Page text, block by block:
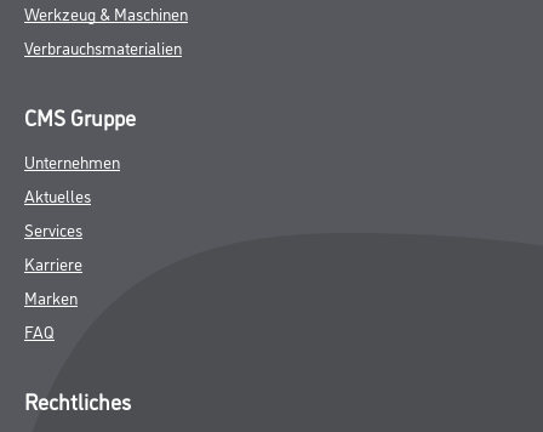
Werkzeug & Maschinen
Verbrauchsmaterialien
CMS Gruppe
Unternehmen
Aktuelles
Services
Karriere
Marken
FAQ
Rechtliches